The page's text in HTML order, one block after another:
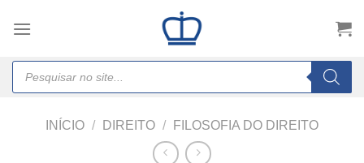
Products
search
INÍCIO / DIREITO / FILOSOFIA DO DIREITO